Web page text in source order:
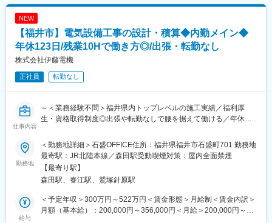
制度でバックアップいたします。
・給与…等級別の人事制度に基づいて決定。
・賞与…業績評価制度に基づいて決定。上司の主観に左右される
公正に評価されています。半期に一度、ご自身で目標をかかげ、
上司と面談して具体的な実行プランを考え実施していただきま
・必要に応じて、現場確認作業
■設計する建物：
いです。
★事務所内での内勤メインの作業になります。各事業部から案件
が上がってくるので、各案件の図面を作成していただきます。
■当ポジションのミッション：
・営業・施工管理と連携し、設計・積算を基に工事を進めるた
め、正確な作業が求められる重要なポジションになります。
（1）外部折衝（2）メンバーのマネジメント等、センター長が担
■配属組織：エンジニアリングセンター配属：3名
NEW
【福井市】電気設備工事の設計・積算◆内勤メイン◆
年休123日/残業10Hで働き方◎/出張・転勤なし
株式会社伊藤電機
正社員 転勤なし
仕事内容
～＜業務経験不問＞福井県内トップレベルの施工実績／福利厚
生・資格取得制度◎出張や転勤なしで腰を据えて働ける／年休
＼当社のポイント／
「私たちがめざすのは、電気で元気な街づくり」
・当社は、110年以上の歴史を持ち、電気機器の販売から設備工
事までを一貫して手がける総合電機企業です。地域密着型の事業
展開と社員の成長を支える制度が整っており、安定した環境で専
門性を高めながら働ける魅力があります。
勤務地
＜勤務地詳細＞石盛OFFICE住所：福井県福井市石盛町701 勤務地
最寄駅：JR北陸本線／森田駅受動喫煙対策：屋内全面禁煙
【最寄り駅】
森田駅、春江駅、鷲塚針原駅
給与
＜予定年収＞300万円～522万円＜賃金形態＞月給制＜賃金内訳＞
月額（基本給）：200,000円～356,000円＜月給＞200,000円～